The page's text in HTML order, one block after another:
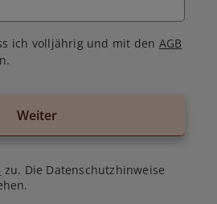
ich volljährig und mit den AGB
Weiter
zu. Die Datenschutzhinweise